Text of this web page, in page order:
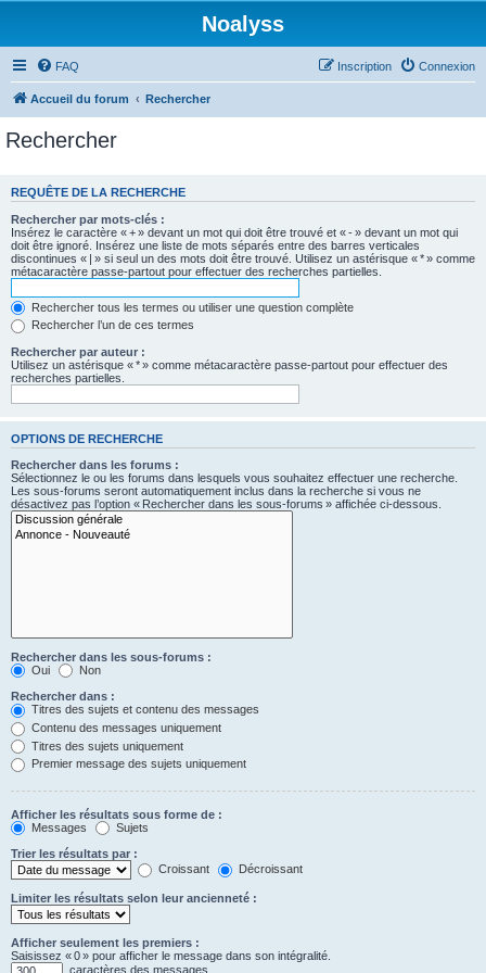
Noalyss
FAQ Connexion
Inscription
Accueil du forum Rechercher
Rechercher
REQUÊTE DE LA RECHERCHE
Rechercher par mots-clés :
Insérez le caractère « + » devant un mot qui doit être trouvé et « - » devant un mot qui
doit être ignoré. Insérez une liste de mots séparés entre des barres verticales
discontinues « | » si seul un des mots doit être trouvé. Utilisez un astérisque « * » comme
métacaractère passe-partout pour effectuer des recherches partielles.
Rechercher tous les termes ou utiliser une question complète
Rechercher l’un de ces termes
Rechercher par auteur :
Utilisez un astérisque « * » comme métacaractère passe-partout pour effectuer des
recherches partielles.
OPTIONS DE RECHERCHE
Rechercher dans les forums :
Sélectionnez le ou les forums dans lesquels vous souhaitez effectuer une recherche.
Les sous-forums seront automatiquement inclus dans la recherche si vous ne
désactivez pas l’option « Rechercher dans les sous-forums » affichée ci-dessous.
Rechercher dans les sous-forums :
Oui
Non
Rechercher dans :
Titres des sujets et contenu des messages
Contenu des messages uniquement
Titres des sujets uniquement
Premier message des sujets uniquement
Afficher les résultats sous forme de :
Messages
Sujets
Trier les résultats par :
Croissant
Décroissant
Limiter les résultats selon leur ancienneté :
Afficher seulement les premiers :
Saisissez « 0 » pour afficher le message dans son intégralité.
caractères des messages